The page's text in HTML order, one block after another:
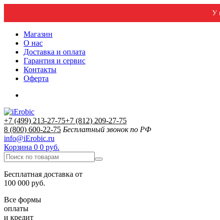
У
Магазин
О нас
Доставка и оплата
Гарантия и сервис
Контакты
Оферта
+7 (499) 213-27-75+7 (812) 209-27-75
8 (800) 600-22-75 Бесплатный звонок по РФ
info@iErobic.ru
Корзина 0 0 руб.
Бесплатная доставка от
100 000 руб.
Все формы
оплаты
и кредит